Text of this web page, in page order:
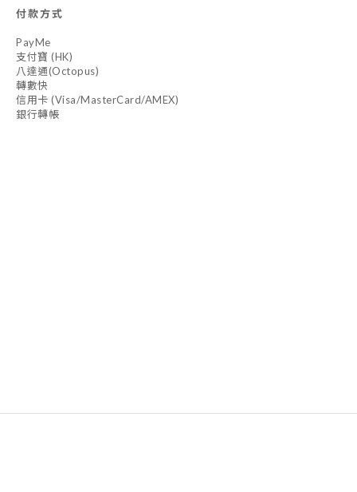
付款方式
PayMe
支付寶 (HK)
八達通(Octopus)
轉數快
信用卡 (Visa/MasterCard/AMEX)
銀行轉帳